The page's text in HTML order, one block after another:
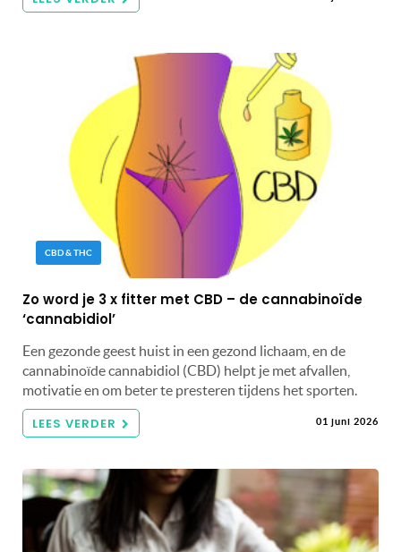
CBD & THC
Zo word je 3 x fitter met CBD – de cannabinoïde
‘cannabidiol’
Een gezonde geest huist in een gezond lichaam, en de
cannabinoïde cannabidiol (CBD) helpt je met afvallen,
motivatie en om beter te presteren tijdens het sporten.
LEES VERDER 01 juni 2026